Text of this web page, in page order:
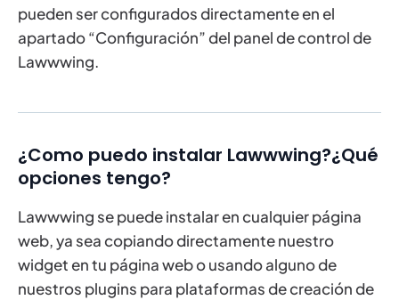
pueden ser configurados directamente en el
apartado “Configuración” del panel de control de
Lawwwing.
¿Como puedo instalar Lawwwing?¿Qué
opciones tengo?
Lawwwing se puede instalar en cualquier página
web, ya sea copiando directamente nuestro
widget en tu página web o usando alguno de
nuestros plugins para plataformas de creación de